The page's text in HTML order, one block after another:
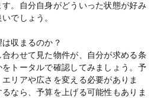
。自分自身がどういった状態が好み
でしょう。
収まるのか？
わせて見た物件が、自分が求める条
トータルで確認してみましょう。予
リアや広さを変える必要がありま
なら、予算を上げる可能性もありま